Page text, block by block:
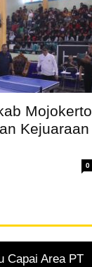
Mojokerto
Kejuaraan
0
Capai Area PT